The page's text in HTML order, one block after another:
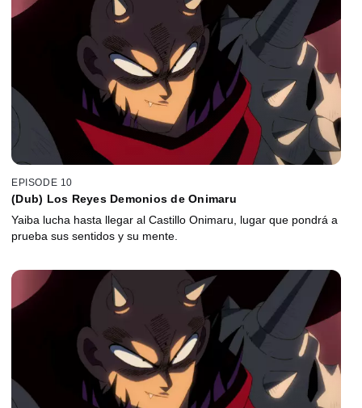
EPISODE 10
(Dub) Los Reyes Demonios de Onimaru
Yaiba lucha hasta llegar al Castillo Onimaru, lugar que pondrá a
prueba sus sentidos y su mente.